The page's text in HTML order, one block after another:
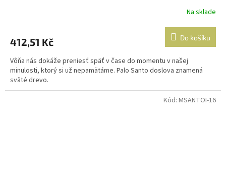
Na sklade
412,51 Kč Do košíku
Vôňa nás dokáže preniesť späť v čase do momentu v našej
minulosti, ktorý si už nepamätáme. Palo Santo doslova znamená
sväté drevo.
Kód: MSANTOI-16